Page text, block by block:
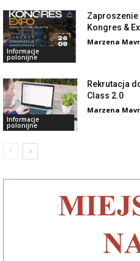
Informacje
polonijne
Zaproszenie
Kongres &
Marzena
Informacje
polonijne
Rekrutacja
Class 2.0
Marzena